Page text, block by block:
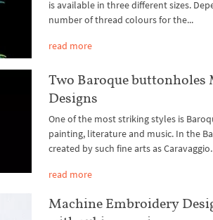
is available in three different sizes.
number of thread colours for the...
read more
Two Baroque
Designs
One of the most striking styles is
painting, literature and music. In the
created by such fine arts as
read more
Machine Embroidery